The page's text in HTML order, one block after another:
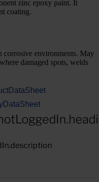
zinc epoxy paint. It
coating.
corrosive environments. May
damaged spots, welds